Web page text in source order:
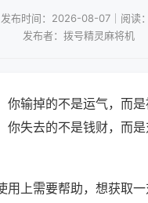
发布时间：2026-08-07｜阅读
发布者：拨号精灵麻将机
你输掉的不是运气，而
你失去的不是钱财，而
用上需要帮助，想获取